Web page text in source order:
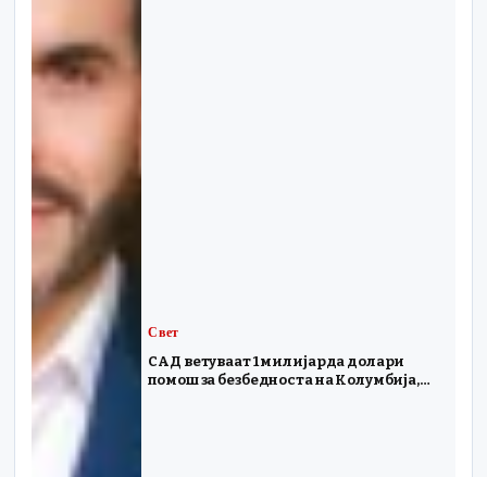
Свет
САД ветуваат 1 милијарда долари
помош за безбедноста на Колумбија,